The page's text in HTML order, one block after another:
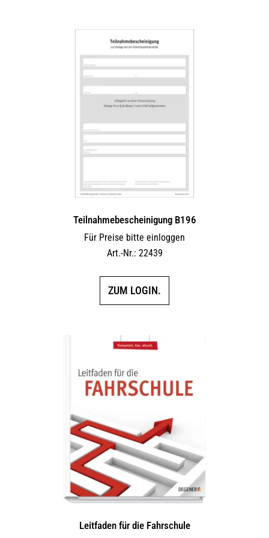
Teilnahmebescheinigung B196
Für Preise bitte einloggen
Art.-Nr.: 22439
ZUM LOGIN.
Leitfaden für die Fahrschule